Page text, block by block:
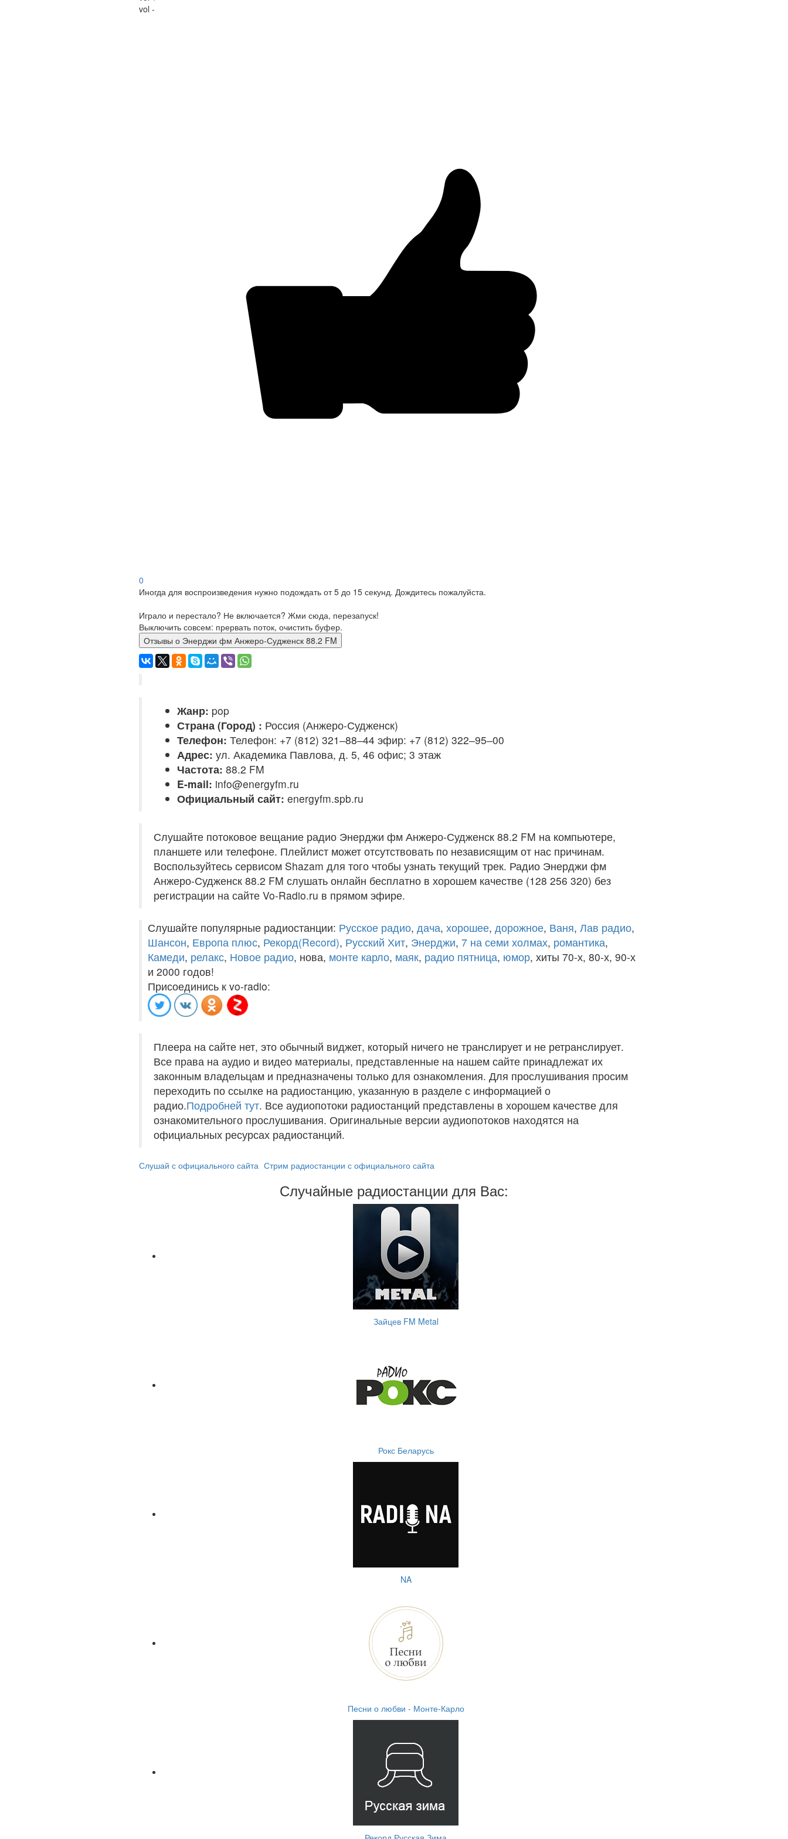
vol -
0
Иногда для воспроизведения нужно подождать от 5 до 15 секунд. Дождитесь пожалуйста.
Играло и перестало? Не включается? Жми сюда, перезапуск!
Выключить совсем: прервать поток, очистить буфер.
Отзывы о Энерджи фм Анжеро-Судженск 88.2 FM
Жанр: pop
Страна (Город) : Россия (Анжеро-Судженск)
Телефон: Телефон: +7 (812) 321‒88‒44 эфир: +7 (812) 322‒95‒00
Адрес: ул. Академика Павлова, д. 5, 46 офис; 3 этаж
Частота: 88.2 FM
E-mail: info@energyfm.ru
Официальный сайт: energyfm.spb.ru
Слушайте потоковое вещание радио Энерджи фм Анжеро-Судженск 88.2 FM на компьютере,
планшете или телефоне. Плейлист может отсутствовать по независящим от нас причинам.
Воспользуйтесь сервисом Shazam для того чтобы узнать текущий трек. Радио Энерджи фм
Анжеро-Судженск 88.2 FM слушать онлайн бесплатно в хорошем качестве (128 256 320) без
регистрации на сайте Vo-Radio.ru в прямом эфире.
Слушайте популярные радиостанции: Русское радио, дача, хорошее, дорожное, Ваня, Лав радио,
Шансон, Европа плюс, Рекорд(Record), Русский Хит, Энерджи, 7 на семи холмах, романтика,
Камеди, релакс, Новое радио, нова, монте карло, маяк, радио пятница, юмор, хиты 70-х, 80-х, 90-х
и 2000 годов!
Присоединись к vo-radio:
Плеера на сайте нет, это обычный виджет, который ничего не транслирует и не ретранслирует.
Все права на аудио и видео материалы, представленные на нашем сайте принадлежат их
законным владельцам и предназначены только для ознакомления. Для прослушивания просим
переходить по ссылке на радиостанцию, указанную в разделе с информацией о
радио.Подробней тут. Все аудиопотоки радиостанций представлены в хорошем качестве для
ознакомительного прослушивания. Оригинальные версии аудиопотоков находятся на
официальных ресурсах радиостанций.
Слушай с официального сайта Стрим радиостанции с официального сайта
Случайные радиостанции для Вас:
Зайцев FM Metal
Рокс Беларусь
NA
Песни о любви - Монте-Карло